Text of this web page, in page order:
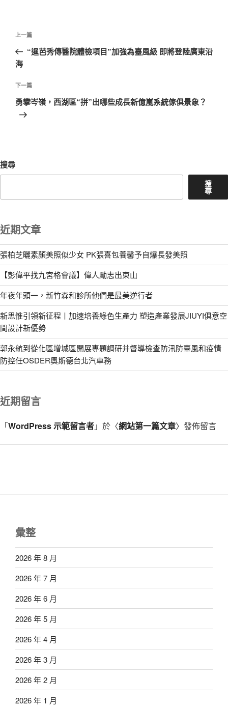
文
導
覽
上
一
篇
章
上一篇
“暹芭秀傳醫院體檢項目”加強為臺風級 即將登陸廣東沿
海
下
一
下一篇
勇攀岑嶺，西湖區“拼”出哪些成長新億嵐系統傢俱景象？
搜尋
搜
尋
近期文章
張柏芝曬素顏美照似少女 PK張喜包養馨予自爆長發美照
【彭偉平找九宮格會議】偉人勵志出東山
年夜年頭一，新竹森和診所他們是最美逆行者
新思惟引領新征程丨加速培養綠色生產力 塑造產業發展JIUYI俱意空
間設計新優勢
郭永航到從化區增城區開展專題調研并督導檢查防汛防臺風和疫情
防控任OSDER奧斯德台北汽車務
近期留言
「WordPress 示範留言者」於〈網站第一篇文章〉發佈留言
彙整
2026 年 8 月
2026 年 7 月
2026 年 6 月
2026 年 5 月
2026 年 4 月
2026 年 3 月
2026 年 2 月
2026 年 1 月